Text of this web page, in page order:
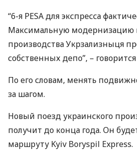
“6-я РЕЅАдля экспресса
Максимальную модернизацию
производства Укрзализныця
собственных депо”, –
По его словам, менять
за шагом.
Новый поезд украинского
получит до конца года. Он
маршруту Kyiv Boryspil Express.